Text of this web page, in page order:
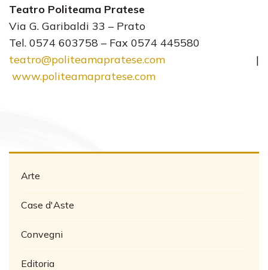
Teatro Politeama Pratese
Via G. Garibaldi 33 – Prato
Tel. 0574 603758 – Fax 0574 445580
teatro@politeamapratese.com
|
www.politeamapratese.com
Arte
Case d'Aste
Convegni
Editoria